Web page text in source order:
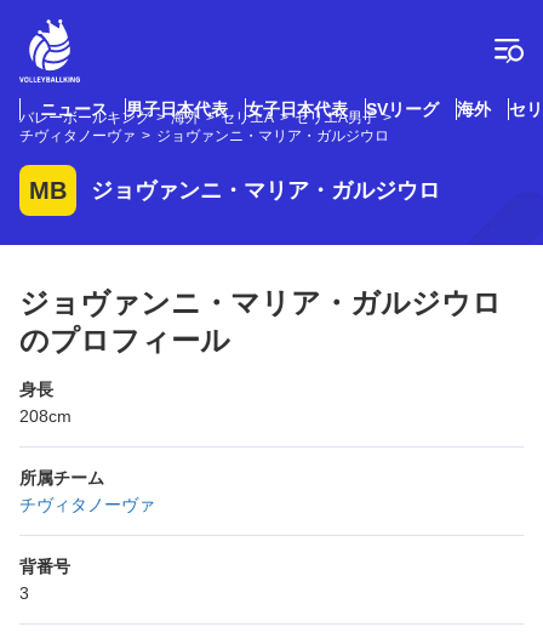
ニュース 男子日本代表 女子日本代表 SVリーグ 海外 セ
バレーボールキング 海外 セリエA
セリエA男子
チヴィタノーヴァ
ジョヴァンニ・マリア・ガルジウロ
MB ジョヴァンニ・マリア・ガルジウロ
ジョヴァンニ・マリア・ガルジウロ
のプロフィール
身長
208cm
所属チーム
チヴィタノーヴァ
背番号
3